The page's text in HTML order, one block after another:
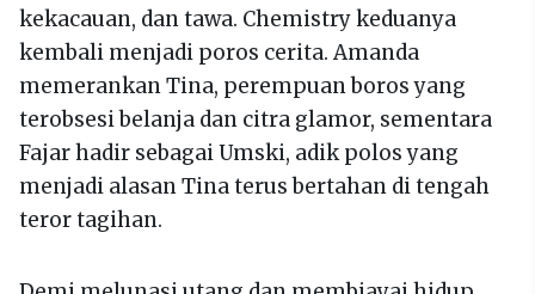
kekacauan, dan tawa. Chemistry keduanya
kembali menjadi poros cerita. Amanda
memerankan Tina, perempuan boros yang
terobsesi belanja dan citra glamor, sementara
Fajar hadir sebagai Umski, adik polos yang
menjadi alasan Tina terus bertahan di tengah
teror tagihan.